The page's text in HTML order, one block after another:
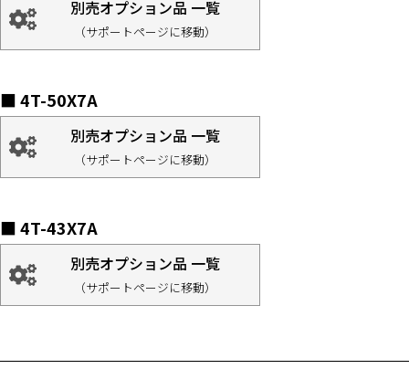
別売オプション品 一覧
（サポートページに移動）
■ 4T-50X7A
別売オプション品 一覧
（サポートページに移動）
■ 4T-43X7A
別売オプション品 一覧
（サポートページに移動）